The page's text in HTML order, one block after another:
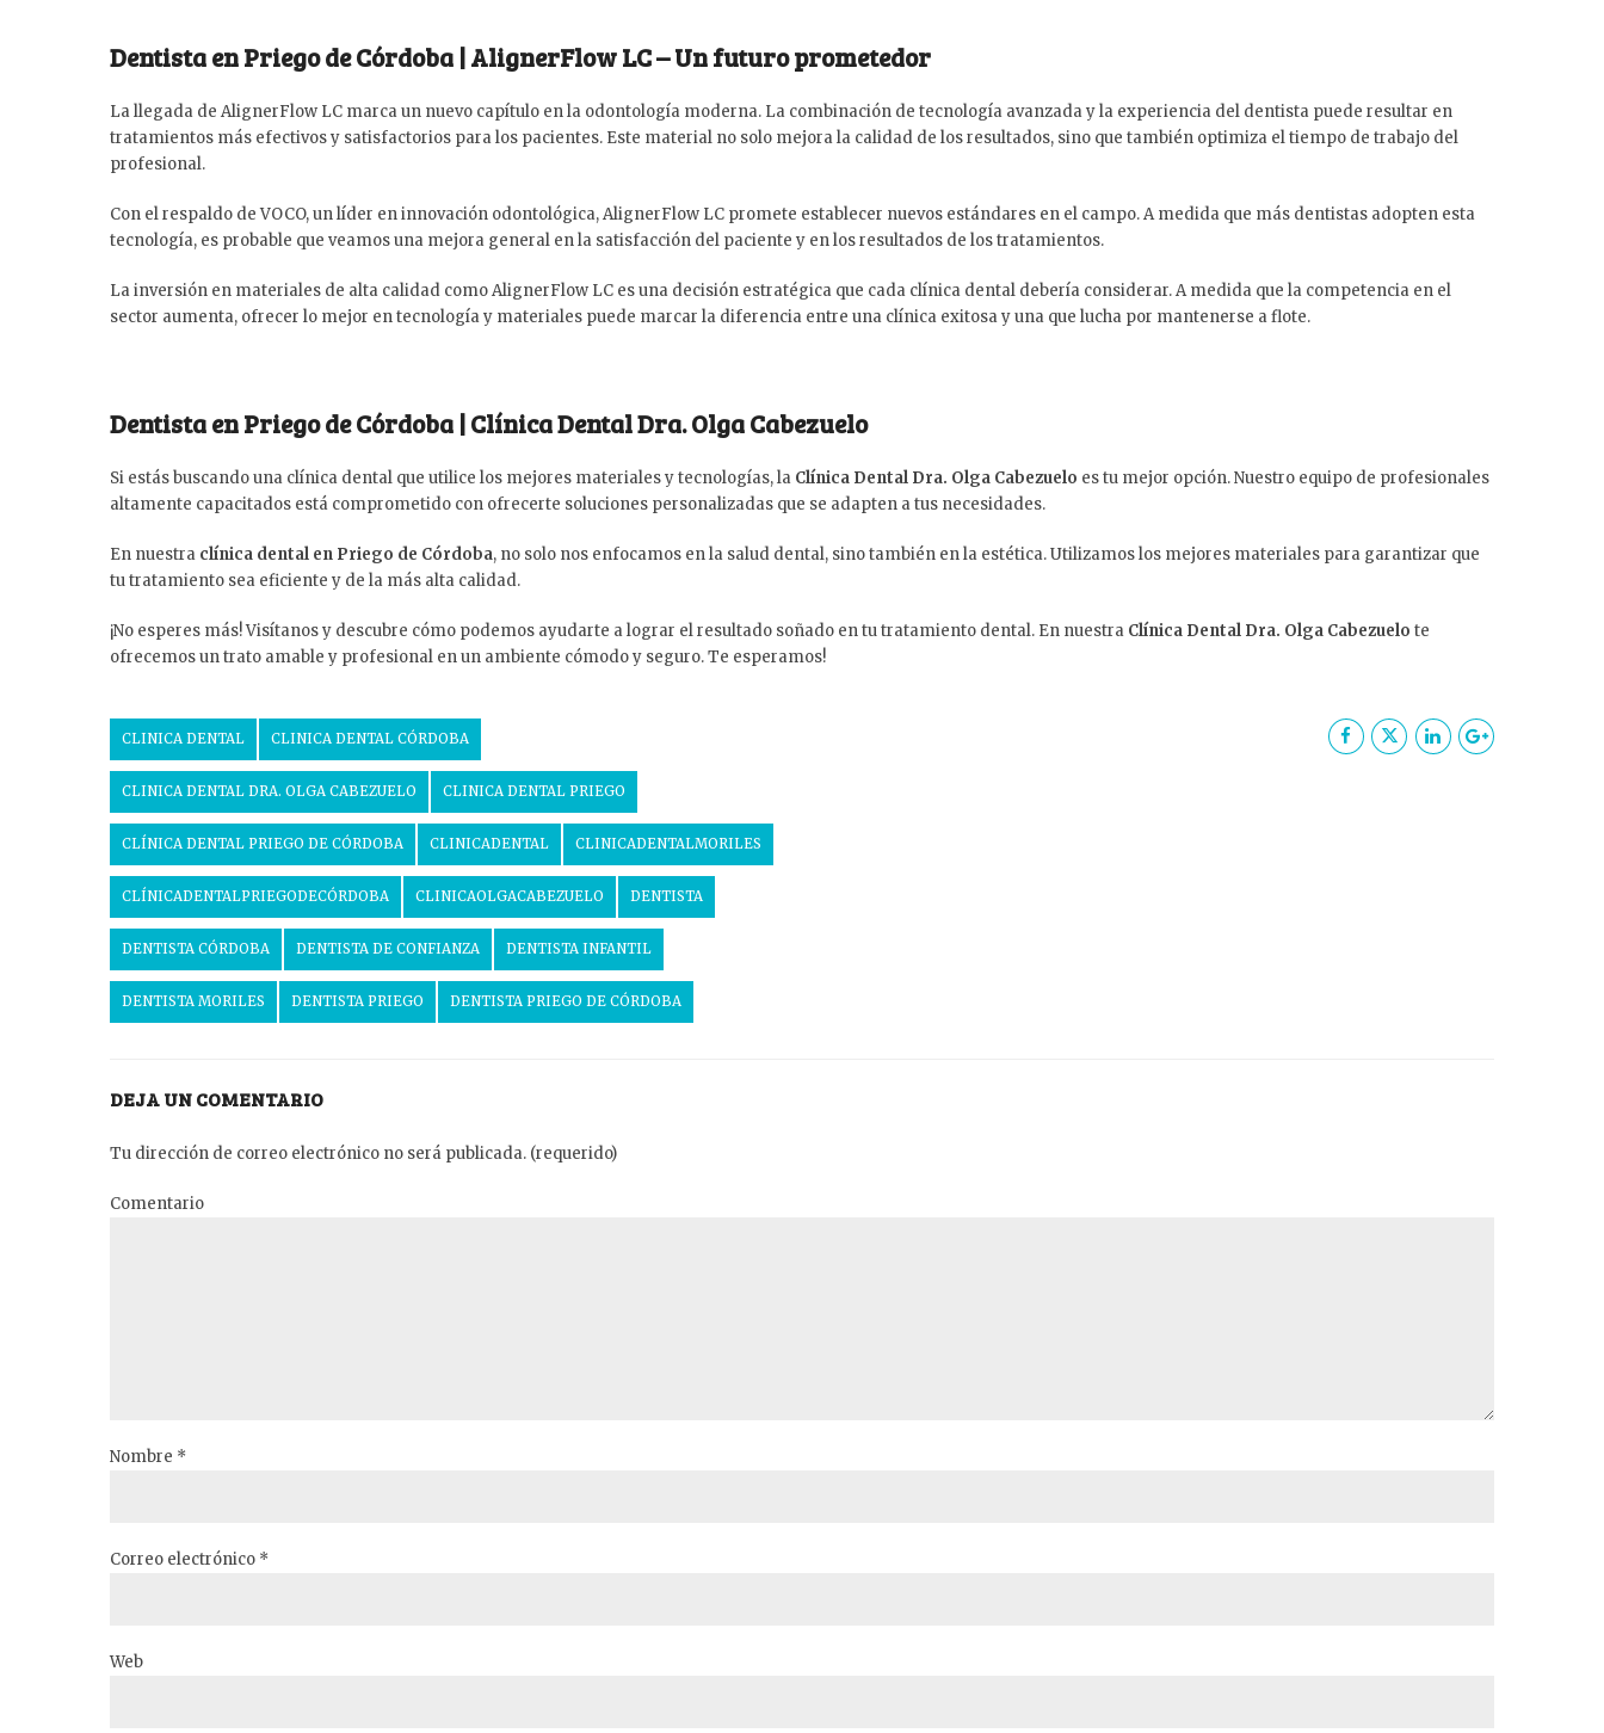
Dentista en Priego de Córdoba | AlignerFlow LC – Un futuro prometedor
La llegada de AlignerFlow LC marca un nuevo capítulo en la odontología moderna. La combinación de tecnología avanzada y la experiencia del dentista puede resultar en
tratamientos más efectivos y satisfactorios para los pacientes. Este material no solo mejora la calidad de los resultados, sino que también optimiza el tiempo de trabajo del
profesional.
Con el respaldo de VOCO, un líder en innovación odontológica, AlignerFlow LC promete establecer nuevos estándares en el campo. A medida que más dentistas adopten esta
tecnología, es probable que veamos una mejora general en la satisfacción del paciente y en los resultados de los tratamientos.
La inversión en materiales de alta calidad como AlignerFlow LC es una decisión estratégica que cada clínica dental debería considerar. A medida que la competencia en el
sector aumenta, ofrecer lo mejor en tecnología y materiales puede marcar la diferencia entre una clínica exitosa y una que lucha por mantenerse a flote.
Dentista en Priego de Córdoba | Clínica Dental Dra. Olga Cabezuelo
Si estás buscando una clínica dental que utilice los mejores materiales y tecnologías, la Clínica Dental Dra. Olga Cabezuelo es tu mejor opción. Nuestro equipo de profesionales
altamente capacitados está comprometido con ofrecerte soluciones personalizadas que se adapten a tus necesidades.
En nuestra clínica dental en Priego de Córdoba, no solo nos enfocamos en la salud dental, sino también en la estética. Utilizamos los mejores materiales para garantizar que
tu tratamiento sea eficiente y de la más alta calidad.
¡No esperes más! Visítanos y descubre cómo podemos ayudarte a lograr el resultado soñado en tu tratamiento dental. En nuestra Clínica Dental Dra. Olga Cabezuelo te
ofrecemos un trato amable y profesional en un ambiente cómodo y seguro. Te esperamos!
CLINICA DENTAL CLINICA DENTAL CÓRDOBA
CLINICA DENTAL DRA. OLGA CABEZUELO CLINICA DENTAL PRIEGO
CLÍNICA DENTAL PRIEGO DE CÓRDOBA CLINICADENTAL CLINICADENTALMORILES
CLÍNICADENTALPRIEGODECÓRDOBA CLINICAOLGACABEZUELO DENTISTA
DENTISTA CÓRDOBA DENTISTA DE CONFIANZA DENTISTA INFANTIL
DENTISTA MORILES DENTISTA PRIEGO DENTISTA PRIEGO DE CÓRDOBA
DEJA UN COMENTARIO
Tu dirección de correo electrónico no será publicada. (requerido)
Comentario
Nombre *
Correo electrónico *
Web